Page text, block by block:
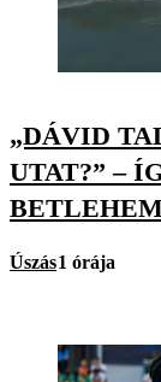
„DÁVID
UTAT?” –
Úszás1 órája